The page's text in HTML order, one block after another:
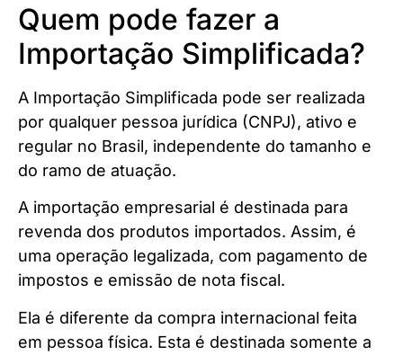
Quem pode fazer a
Importação Simplificada?
A Importação Simplificada pode ser realizada
por qualquer pessoa jurídica (CNPJ), ativo e
regular no Brasil, independente do tamanho e
do ramo de atuação.
A importação empresarial é destinada para
revenda dos produtos importados. Assim, é
uma operação legalizada, com pagamento de
impostos e emissão de nota fiscal.
Ela é diferente da compra internacional feita
em pessoa física. Esta é destinada somente a